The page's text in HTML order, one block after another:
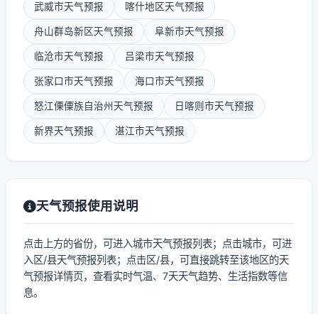
武威市天气预报 喀什地区天气预报
舟山群岛新区天气预报 阜新市天气预报
临沧市天气预报 吕梁市天气预报
张家口市天气预报 海口市天气预报
怒江傈僳族自治州天气预报 日喀则市天气预报
新界天气预报 湛江市天气预报
天气预报使用说明
点击上方的省份，可进入城市天气预报列表；点击城市，可进
入区/县天气预报列表；点击区/县，可直接跳转至该地区的天
气预报详情页，查看实时气温、7天天气趋势、生活指数等信
息。